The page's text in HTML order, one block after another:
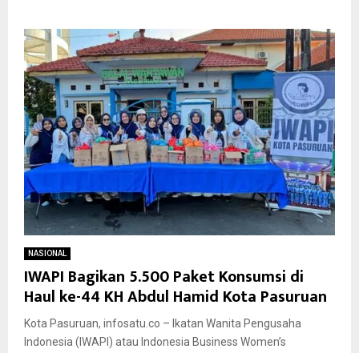
NASIONAL
IWAPI Bagikan 5.500 Paket Konsumsi di
Haul ke-44 KH Abdul Hamid Kota Pasuruan
Kota Pasuruan, infosatu.co – Ikatan Wanita Pengusaha
Indonesia (IWAPI) atau Indonesia Business Women’s